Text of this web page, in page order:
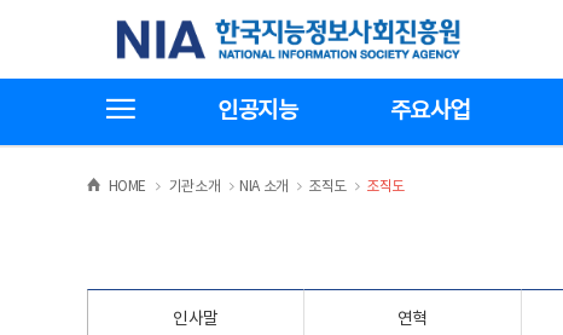
기
한국지능정보사회진흥원
인공지능 주요사업
HOME >
기관소개 >NIA 소개 >
조직도 >
조직도
인사말 연혁